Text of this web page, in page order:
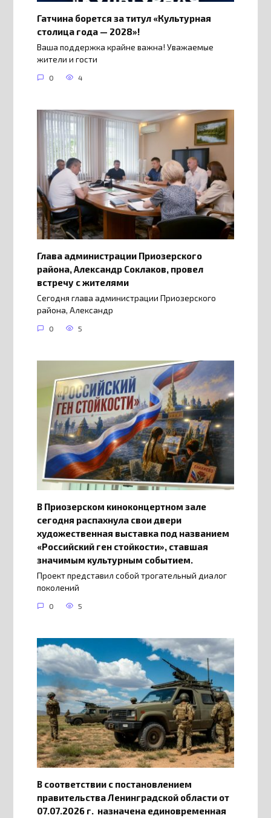
Гатчина борется за титул «Культурная
столица года — 2028»!
Ваша поддержка крайне важна! Уважаемые
жители и гости
0 4
Глава администрации Приозерского
района, Александр Соклаков, провел
встречу с жителями
Сегодня глава администрации Приозерского
района, Александр
0 5
В Приозерском киноконцертном зале
сегодня распахнула свои двери
художественная выставка под названием
«Российский ген стойкости», ставшая
значимым культурным событием.
Проект представил собой трогательный диалог
поколений
0 5
В соответствии с постановлением
правительства Ленинградской области от
07.07.2026 г. назначена единовременная